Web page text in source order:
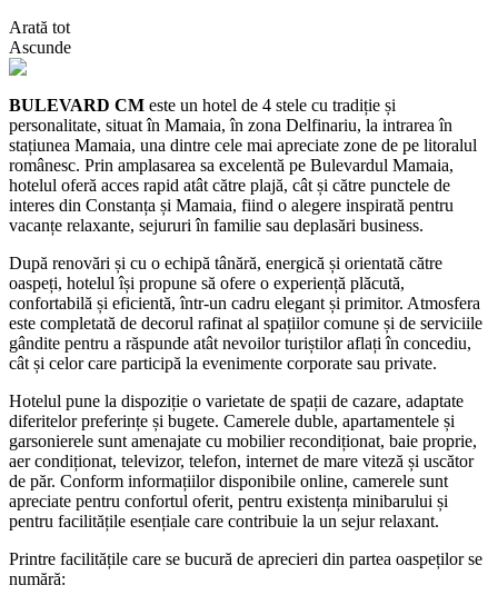
Arată tot
Ascunde
BULEVARD CM este un hotel de 4 stele cu tradiție și
personalitate, situat în Mamaia, în zona Delfinariu, la intrarea în
stațiunea Mamaia, una dintre cele mai apreciate zone de pe litoralul
românesc. Prin amplasarea sa excelentă pe Bulevardul Mamaia,
hotelul oferă acces rapid atât către plajă, cât și către punctele de
interes din Constanța și Mamaia, fiind o alegere inspirată pentru
vacanțe relaxante, sejururi în familie sau deplasări business.
După renovări și cu o echipă tânără, energică și orientată către
oaspeți, hotelul își propune să ofere o experiență plăcută,
confortabilă și eficientă, într-un cadru elegant și primitor. Atmosfera
este completată de decorul rafinat al spațiilor comune și de serviciile
gândite pentru a răspunde atât nevoilor turiștilor aflați în concediu,
cât și celor care participă la evenimente corporate sau private.
Hotelul pune la dispoziție o varietate de spații de cazare, adaptate
diferitelor preferințe și bugete. Camerele duble, apartamentele și
garsonierele sunt amenajate cu mobilier recondiționat, baie proprie,
aer condiționat, televizor, telefon, internet de mare viteză și uscător
de păr. Conform informațiilor disponibile online, camerele sunt
apreciate pentru confortul oferit, pentru existența minibarului și
pentru facilitățile esențiale care contribuie la un sejur relaxant.
Printre facilitățile care se bucură de aprecieri din partea oaspeților se
numără: